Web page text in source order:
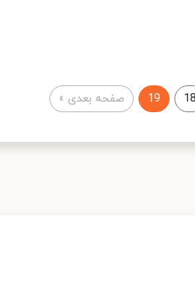
18
19 صفحه بعدی »